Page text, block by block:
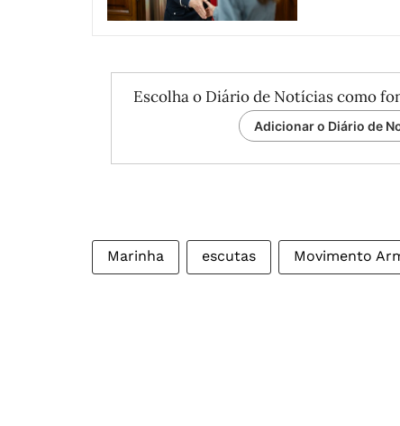
Escolha o Diário de Notícias como
Adicionar o Diário de
Marinha escutas Movimento